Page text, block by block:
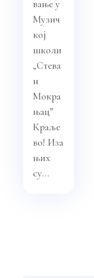
вање у
Музич
кој
школи
„Стева
н
Мокра
њац”
Краље
во! Иза
њих
су...